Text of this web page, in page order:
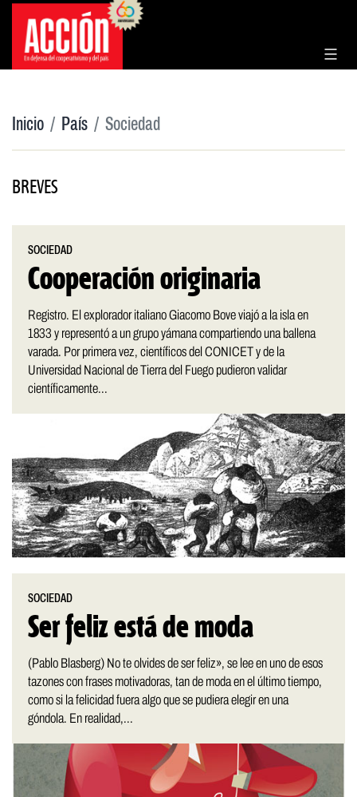
Saltar
contenido
Inicio País Sociedad
BREVES
SOCIEDAD
Cooperación originaria
Registro. El explorador italiano Giacomo Bove viajó a la isla en
1833 y representó a un grupo yámana compartiendo una ballena
varada. Por primera vez, científicos del CONICET y de la
Universidad Nacional de Tierra del Fuego pudieron validar
científicamente...
SOCIEDAD
Ser feliz está de moda
(Pablo Blasberg) No te olvides de ser feliz», se lee en uno de esos
tazones con frases motivadoras, tan de moda en el último tiempo,
como si la felicidad fuera algo que se pudiera elegir en una
góndola. En realidad,...